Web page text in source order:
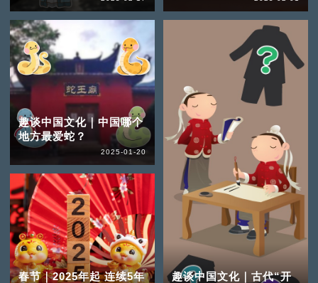
趣谈中国文化｜中国哪个
地方最爱蛇？
2025-01-20
春节｜2025年起 连续5年
趣谈中国文化｜古代“开